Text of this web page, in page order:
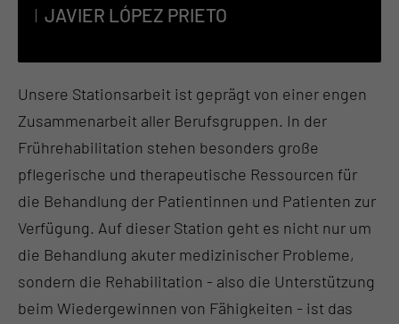
JA­VIER LÓ­PEZ PRIE­TO
Unsere Stationsarbeit ist geprägt von einer engen
Zusammenarbeit aller Berufsgruppen. In der
Frührehabilitation stehen besonders große
pflegerische und therapeutische Ressourcen für
die Behandlung der Patientinnen und Patienten zur
Verfügung. Auf dieser Station geht es nicht nur um
die Behandlung akuter medizinischer Probleme,
sondern die Rehabilitation - also die Unterstützung
beim Wiedergewinnen von Fähigkeiten - ist das